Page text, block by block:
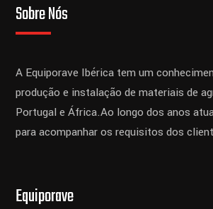
Sobre Nós
A Equiporave Ibérica tem um
produção e instalação de materiais de
Portugal e África.Ao longo dos anos
para acompanhar os requisitos dos
Equiporave